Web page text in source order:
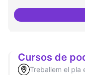
Cursos de
Treballem el pla